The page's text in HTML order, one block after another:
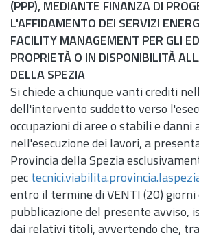
(PPP), MEDIANTE FINANZA DI
L'AFFIDAMENTO DEI SERVIZI
FACILITY MANAGEMENT PER GLI
PROPRIETÀ O IN DISPONIBILITÀ
DELLA SPEZIA
Si chiede a chiunque vanti crediti
dell'intervento suddetto verso
occupazioni di aree o stabili e danni
nell'esecuzione dei lavori, a
Provincia della Spezia
pec
entro il termine di VENTI (20) giorni
pubblicazione del presente avviso,
dai relativi titoli, avvertendo che,